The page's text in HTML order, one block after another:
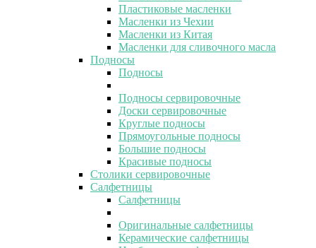
Пластиковые масленки
Масленки из Чехии
Масленки из Китая
Масленки для сливочного масла
Подносы
Подносы
Подносы сервировочные
Доски сервировочные
Круглые подносы
Прямоугольные подносы
Большие подносы
Красивые подносы
Столики сервировочные
Салфетницы
Салфетницы
Оригинальные салфетницы
Керамические салфетницы